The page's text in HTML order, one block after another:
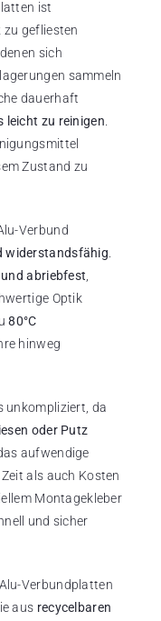
ist
zu gefliesten
denen sich
sammeln
dauerhaft
leicht zu reinigen
Zustand zu
Verbund
widerstandsfähig
abriebfest
Optik
80°C
hinweg
unkompliziert, da
oder Putz
aufwendige
als auch Kosten
Montagekleber
und sicher
Verbundplatten
aus recycelbaren